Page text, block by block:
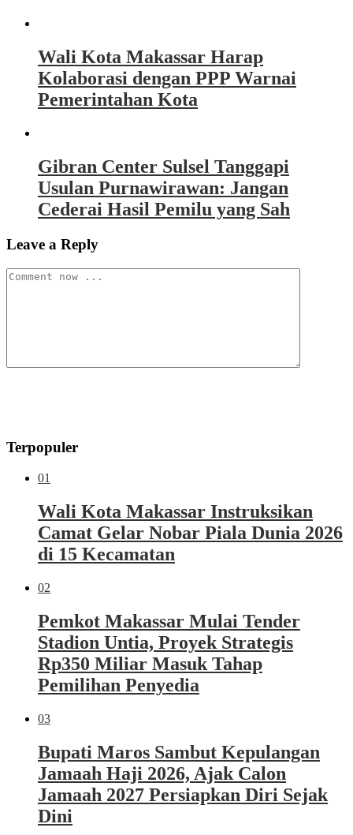
Wali Kota Makassar Harap
Kolaborasi dengan PPP Warnai
Pemerintahan Kota
Gibran Center Sulsel Tanggapi
Usulan Purnawirawan: Jangan
Cederai Hasil Pemilu yang Sah
Leave a Reply
Terpopuler
01
Wali Kota Makassar Instruksikan
Camat Gelar Nobar Piala Dunia 2026
di 15 Kecamatan
02
Pemkot Makassar Mulai Tender
Stadion Untia, Proyek Strategis
Rp350 Miliar Masuk Tahap
Pemilihan Penyedia
03
Bupati Maros Sambut Kepulangan
Jamaah Haji 2026, Ajak Calon
Jamaah 2027 Persiapkan Diri Sejak
Dini